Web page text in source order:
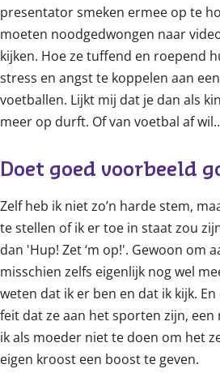
presentator smeken ermee op te
moeten noodgedwongen naar
kijken. Hoe ze tuffend en roepend
stress en angst te koppelen aan
voetballen. Lijkt mij dat je dan als
meer op durft. Of van voetbal af
Doet goed voorbeeld
Zelf heb ik niet zo’n harde stem,
te stellen of ik er toe in staat zou
dan 'Hup! Zet ‘m op!'. Gewoon om
misschien zelfs eigenlijk nog wel
weten dat ik er ben en dat ik kijk.
feit dat ze aan het sporten zijn,
ik als moeder niet te doen om het
eigen kroost een boost te geven.